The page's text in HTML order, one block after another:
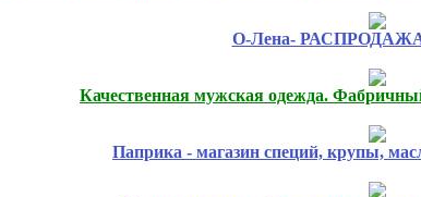
О-Лена-
Качественная мужская одежда.
Паприка - магазин специй, крупы,